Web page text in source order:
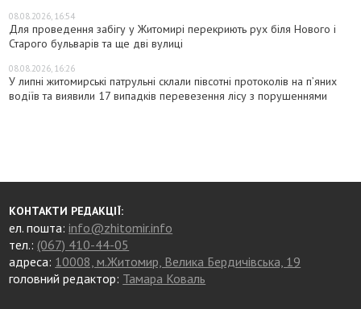
08.08.2026, 16:54
Для проведення забігу у Житомирі перекриють рух біля Нового і
Старого бульварів та ще дві вулиці
08.08.2026, 16:26
У липні житомирські патрульні склали півсотні протоколів на пʼяних
водіїв та виявили 17 випадків перевезення лісу з порушеннями
КОНТАКТИ РЕДАКЦІЇ:
ел. пошта:info@zhitomir.info
тел.: (067) 410-44-05
адреса: 10008, м.Житомир, Велика Бердичівська, 19
головний редактор: Тамара Коваль